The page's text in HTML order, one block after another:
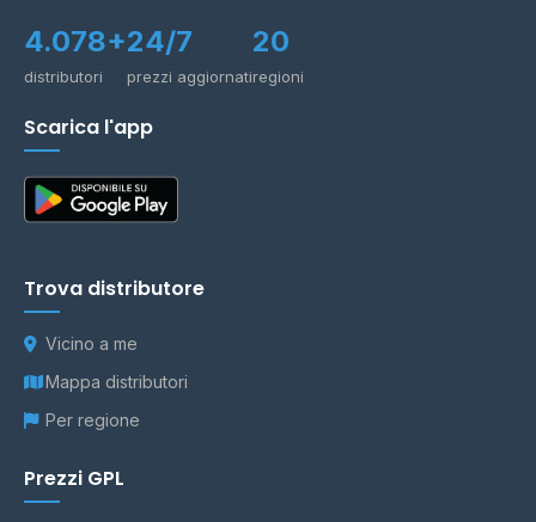
4.078+
distributori
24/7
prezzi aggiornati
20
regioni
Scarica l'app
Trova distributore
Vicino a me
Mappa distributori
Per regione
Prezzi GPL